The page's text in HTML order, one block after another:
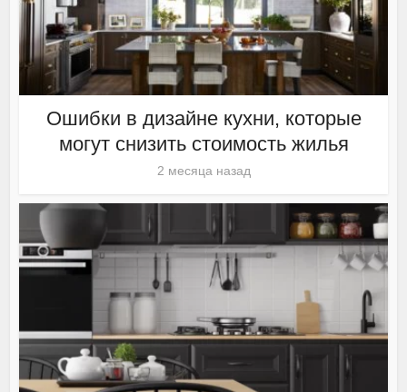
Ошибки в дизайне кухни, которые
могут снизить стоимость жилья
2 месяца назад